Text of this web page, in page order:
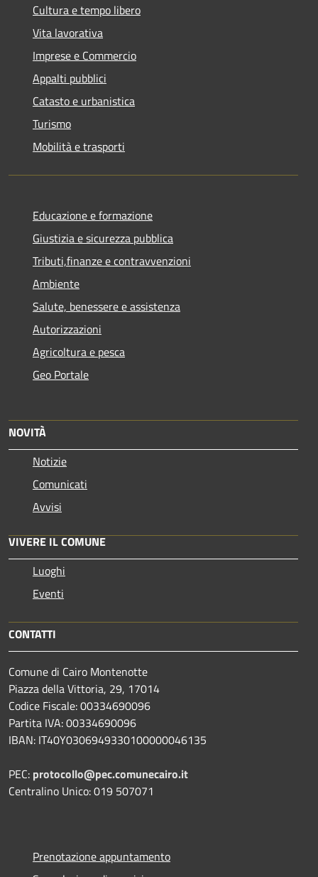
Cultura e tempo libero
Vita lavorativa
Imprese e Commercio
Appalti pubblici
Catasto e urbanistica
Turismo
Mobilità e trasporti
Educazione e formazione
Giustizia e sicurezza pubblica
Tributi,finanze e contravvenzioni
Ambiente
Salute, benessere e assistenza
Autorizzazioni
Agricoltura e pesca
Geo Portale
NOVITÀ
Notizie
Comunicati
Avvisi
VIVERE IL COMUNE
Luoghi
Eventi
CONTATTI
Comune di Cairo Montenotte
Piazza della Vittoria, 29, 17014
Codice Fiscale: 00334690096
Partita IVA: 00334690096
IBAN: IT40Y0306949330100000046135
PEC: protocollo@pec.comunecairo.it
Centralino Unico: 019 507071
Prenotazione appuntamento